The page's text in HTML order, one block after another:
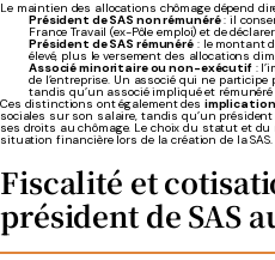
Le maintien des allocations chômage dépend
Président de SAS non rémunéré: il
France Travail (ex-Pôle emploi) et de
Président de SAS rémunéré : le montant
élevé, plus le versement des allocations
Associé minoritaire ou non-exécutif:
de l’entreprise. Un associé qui ne
tandis qu’un associé impliqué et
Ces distinctions ont également des
sociales sur son salaire, tandis qu’un
ses droits au chômage. Le choix du statut et
situation financière lors de la création de la SAS.
Fiscalité et
président de SAS